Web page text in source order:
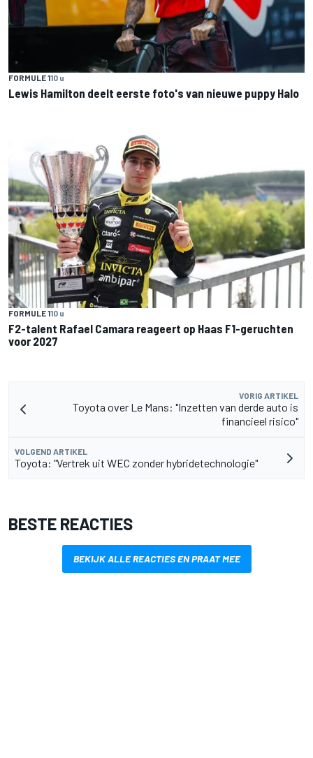
FORMULE 110 u
Lewis Hamilton deelt eerste foto's van nieuwe puppy Halo
FORMULE 110 u
F2-talent Rafael Camara reageert op Haas F1-geruchten
voor 2027
VORIG ARTIKEL
Toyota over Le Mans: "Inzetten van derde auto is
financieel risico"
VOLGEND ARTIKEL
Toyota: "Vertrek uit WEC zonder hybridetechnologie"
BESTE REACTIES
BEKIJK ALLE REACTIES EN PRAAT MEE